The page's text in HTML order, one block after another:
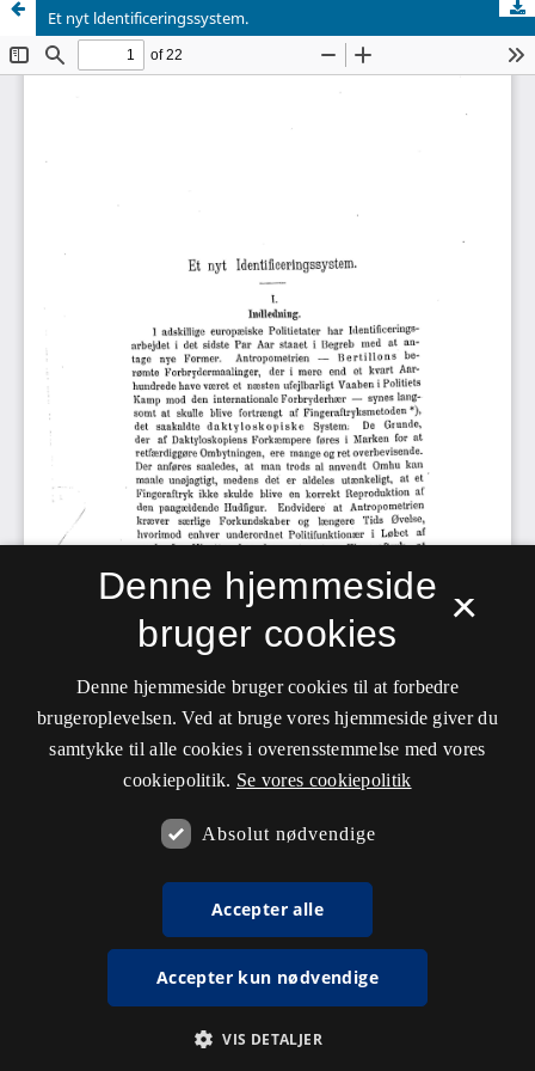
Et nyt ldentificeringssystem.
×
Denne hjemmeside
bruger cookies
Denne hjemmeside bruger cookies til at forbedre
brugeroplevelsen. Ved at bruge vores hjemmeside giver du
samtykke til alle cookies i overensstemmelse med vores
cookiepolitik. Se vores cookiepolitik
Absolut nødvendige
Accepter alle
Accepter kun nødvendige
VIS DETALJER